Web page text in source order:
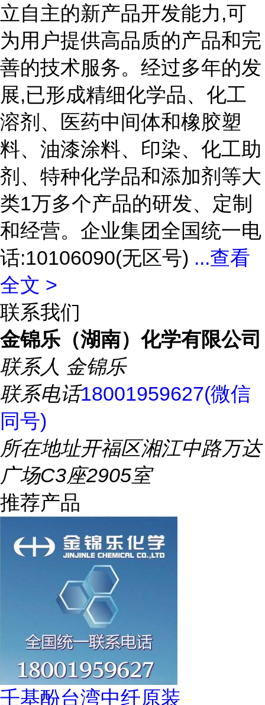
立自主的新产品开发能力,可
为用户提供高品质的产品和完
善的技术服务。经过多年的发
展,已形成精细化学品、化工
溶剂、医药中间体和橡胶塑
料、油漆涂料、印染、化工助
剂、特种化学品和添加剂等大
类1万多个产品的研发、定制
和经营。企业集团全国统一电
话:10106090(无区号) ...查看
全文 >
联系我们
金锦乐（湖南）化学有限公司
联系人 金锦乐
联系电话18001959627(微信
同号)
所在地址开福区湘江中路万达
广场C3座2905室
推荐产品
壬基酚台湾中纤原装